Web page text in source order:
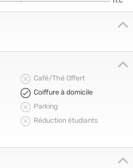
Café/Thé Offert
Coiffure à domicile
Parking
Réduction étudiants